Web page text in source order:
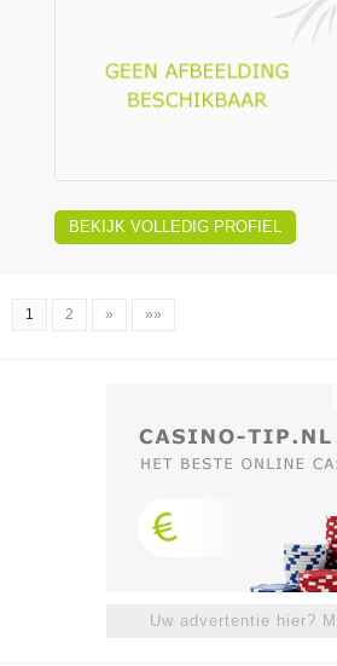
BEKIJK VOLLEDIG PROFIEL
1 2 » »»
Uw advertentie hier?